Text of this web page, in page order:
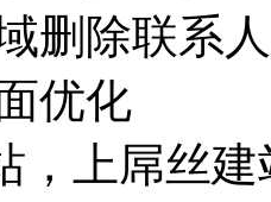
删除联系人
优化
，上屌丝